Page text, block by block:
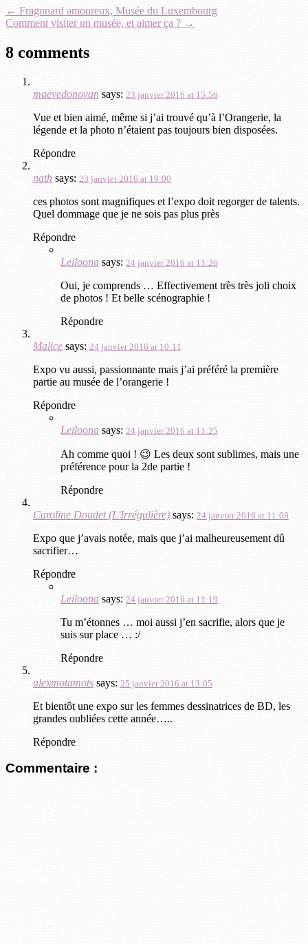
← Fragonard amoureux, Musée du Luxembourg
Comment visiter un musée, et aimer ça ? →
8 comments
maevedonovan says: 23 janvier 2016 at 15:56
Vue et bien aimé, même si j’ai trouvé qu’à l’Orangerie, la
légende et la photo n’étaient pas toujours bien disposées.
Répondre
nath says: 23 janvier 2016 at 19:00
ces photos sont magnifiques et l’expo doit regorger de talents.
Quel dommage que je ne sois pas plus près
Répondre
Leiloona says: 24 janvier 2016 at 11:26
Oui, je comprends … Effectivement très très joli choix
de photos ! Et belle scénographie !
Répondre
Malice says: 24 janvier 2016 at 10:11
Expo vu aussi, passionnante mais j’ai préféré la première
partie au musée de l’orangerie !
Répondre
Leiloona says: 24 janvier 2016 at 11:25
Ah comme quoi ! 😉 Les deux sont sublimes, mais une
préférence pour la 2de partie !
Répondre
Caroline Doudet (L'Irrégulière) says: 24 janvier 2016 at 11:08
Expo que j’avais notée, mais que j’ai malheureusement dû
sacrifier…
Répondre
Leiloona says: 24 janvier 2016 at 11:19
Tu m’étonnes … moi aussi j’en sacrifie, alors que je
suis sur place … :/
Répondre
alexmotamots says: 25 janvier 2016 at 13:05
Et bientôt une expo sur les femmes dessinatrices de BD, les
grandes oubliées cette année…..
Répondre
Commentaire :